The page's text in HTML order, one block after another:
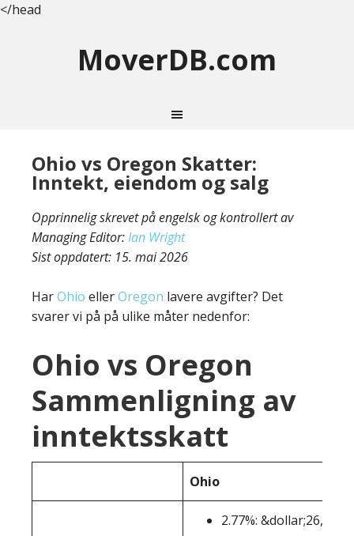
</head
MoverDB.com
Ohio vs Oregon Skatter:
Inntekt, eiendom og salg
Opprinnelig skrevet på engelsk og kontrollert av
Managing Editor:Ian Wright
Sist oppdatert: 15. mai 2026
HarOhio ellerOregon lavere avgifter? Det
svarer vi på på ulike måter nedenfor:
Ohio vs Oregon
Sammenligning av
inntektsskatt
Ohio
2.77%: